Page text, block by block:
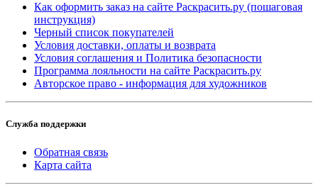
Как оформить заказ на сайте Раскрасить.ру (пошаговая
инструкция)
Черный список покупателей
Условия доставки, оплаты и возврата
Условия соглашения и Политика безопасности
Программа лояльности на сайте Раскрасить.ру
Авторское право - информация для художников
Служба поддержки
Обратная связь
Карта сайта